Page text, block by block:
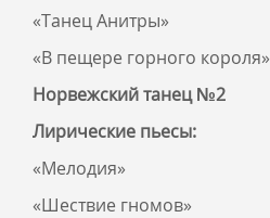
«Танец Анитры»
«В пещере горного короля»
Норвежский танец №2
Лирические пьесы:
«Мелодия»
«Шествие гномов»